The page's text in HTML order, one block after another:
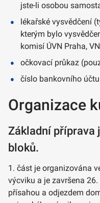
jste-li osobou
lékařské vysvědčení
kterým bylo
komisí ÚVN Praha,
očkovací průkaz
číslo bankovního
Organizace
Základní příprava
bloků.
1. část je organizována
výcviku a je završena
přísahou a odjezdem